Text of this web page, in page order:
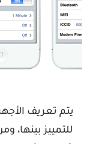
يتم تعريف